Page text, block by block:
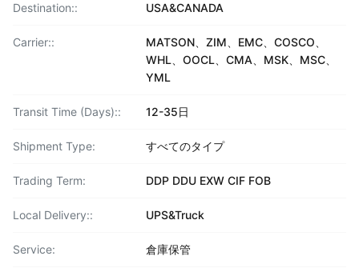
Destination:: USA&CANADA
Carrier::
MATSON、ZIM、EMC、COSCO、
WHL、OOCL、CMA、MSK、MSC、
YML
Transit Time (Days):: 12-35日
Shipment Type: すべてのタイプ
Trading Term: DDP DDU EXW CIF FOB
Local Delivery:: UPS&Truck
Service: 倉庫保管